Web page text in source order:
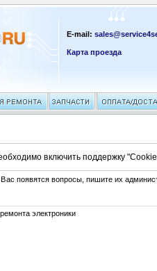
E-mail:
Карта проезда
включить поддержку
появятся вопросы, пишите их
электроники